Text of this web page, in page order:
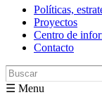
Políticas,
Proyectos
Centro de
Contacto
Formulario
Buscar
☰ Menu